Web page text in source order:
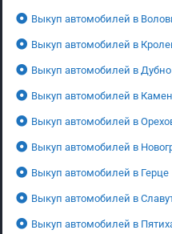
Выкуп автомобилей в
Выкуп автомобилей в
Выкуп автомобилей в Дубно
Выкуп автомобилей в
Выкуп автомобилей в
Выкуп автомобилей в
Выкуп автомобилей в Герце
Выкуп автомобилей в
Выкуп автомобилей в